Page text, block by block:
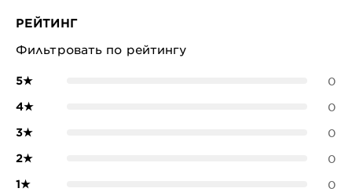
РЕЙТИНГ
Фильтровать по рейтингу
5★ 0
4★ 0
3★ 0
2★ 0
1★ 0